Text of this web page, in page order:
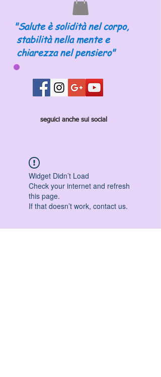
"Salute è solidità nel corpo,
stabilità nella mente e
chiarezza nel pensiero"
seguici anche sui social
Widget Didn’t Load
Check your internet and refresh
this page.
If that doesn’t work, contact us.